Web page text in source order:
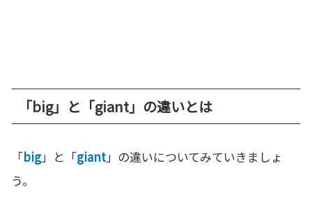
「big」と「giant」の違いとは
「big」と「giant」の違いについてみていきましょ
う。